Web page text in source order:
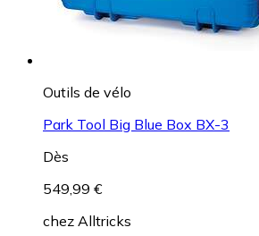
Outils de vélo
Park Tool Big Blue Box BX-3
Dès
549,99 €
chez Alltricks